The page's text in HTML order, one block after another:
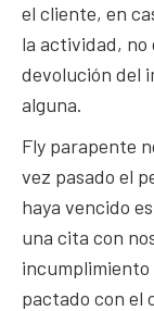
el cliente, en
la actividad, no
devolución del
alguna.
Fly parapente
vez pasado el
haya vencido
una cita con
incumplimiento
pactado con el